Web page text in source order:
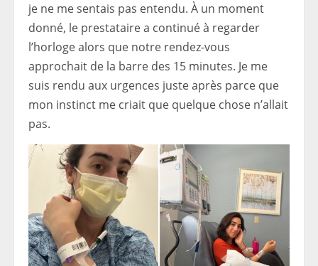
je ne me sentais pas entendu. À un moment
donné, le prestataire a continué à regarder
l’horloge alors que notre rendez-vous
approchait de la barre des 15 minutes. Je me
suis rendu aux urgences juste après parce que
mon instinct me criait que quelque chose n’allait
pas.